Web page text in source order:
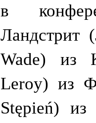
в
Ландстрит
Wade) из
Leroy) из
Stępień)